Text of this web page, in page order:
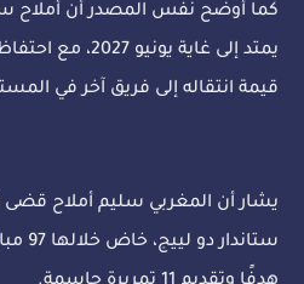
كما أوضح نفس المصدر أن أملاح
قيمة انتقاله إلى فريق آخر في